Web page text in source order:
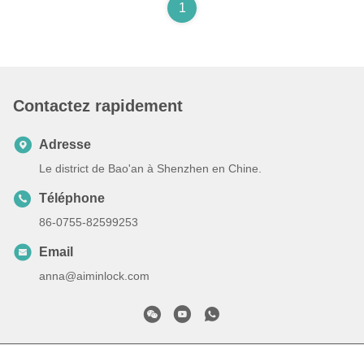
1
Contactez rapidement
Adresse
Le district de Bao'an à Shenzhen en Chine.
Téléphone
86-0755-82599253
Email
anna@aiminlock.com